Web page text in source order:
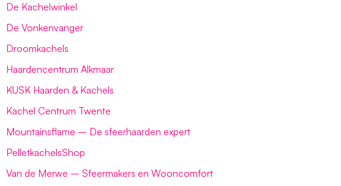
De Kachelwinkel
De Vonkenvanger
Droomkachels
Haardencentrum Alkmaar
KUSK Haarden & Kachels
Kachel Centrum Twente
Mountainsflame – De sfeerhaarden expert
PelletkachelsShop
Van de Merwe – Sfeermakers en Wooncomfort